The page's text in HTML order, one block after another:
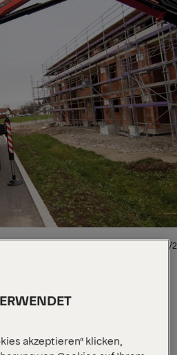
1/2
5 650 kg
akzeptieren“ klicken,